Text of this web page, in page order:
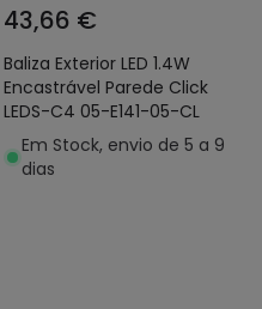
43,66 €
Baliza Exterior LED 1.4W
Encastrável Parede Click
LEDS-C4 05-E141-05-CL
Em Stock, envio de 5 a 9
dias